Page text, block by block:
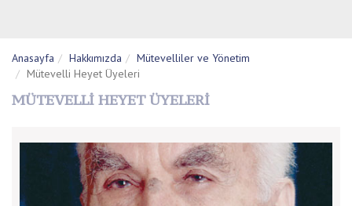
Anasayfa Hakkımızda
Mütevelliler ve Yönetim
Mütevelli Heyet Üyeleri
MÜTEVELLI HEYET ÜYELERI